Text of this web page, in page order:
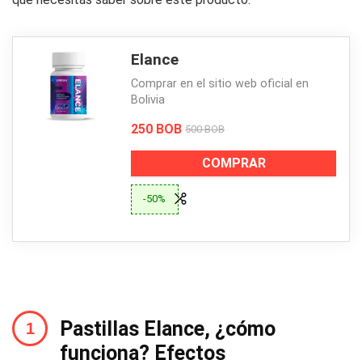
Elance
Comprar en el sitio web oficial en
Bolivia
250 BOB 500 BOB
COMPRAR
-50%
Pastillas Elance, ¿cómo
funciona? Efectos